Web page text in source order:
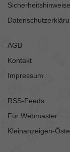
Sicherheitshinweise
AGB
Kontakt
Impressum
RSS-Feeds
Für Webmaster
Kleinanzeigen-